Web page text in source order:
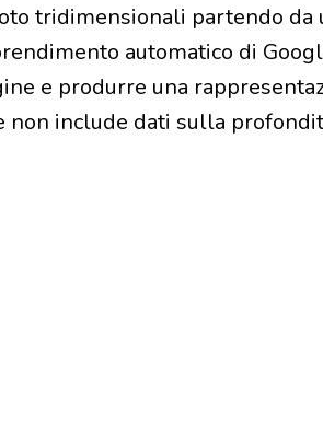
tridimensionali partendo da
automatico di
e produrre una
non include dati sulla